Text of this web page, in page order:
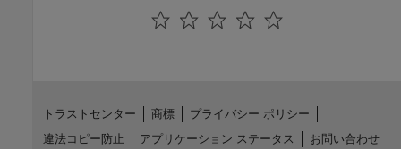
トラストセンター 商標
プライバシー ポリシー
違法コピー防止
アプリケーション ステータス お問い合わせ